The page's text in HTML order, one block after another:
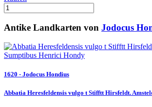
Antike Landkarten von Jodocus
1620 - Jodocus Hondius
Abbatia Heresfeldensis vulgo t Stifftt Hirsfeldt.